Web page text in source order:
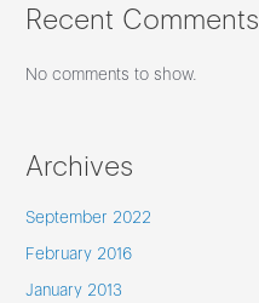
Recent Comments
No comments to show.
Archives
September 2022
February 2016
January 2013